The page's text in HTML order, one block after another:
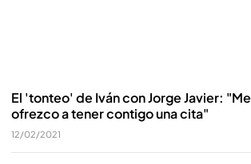
El 'tonteo' de Iván con Jorge Javier: "Me
ofrezco a tener contigo una cita"
12/02/2021